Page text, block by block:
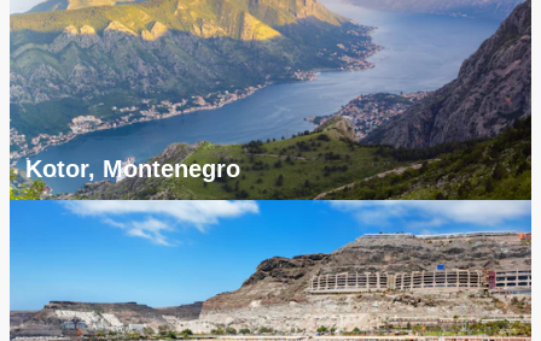
Kotor, Montenegro